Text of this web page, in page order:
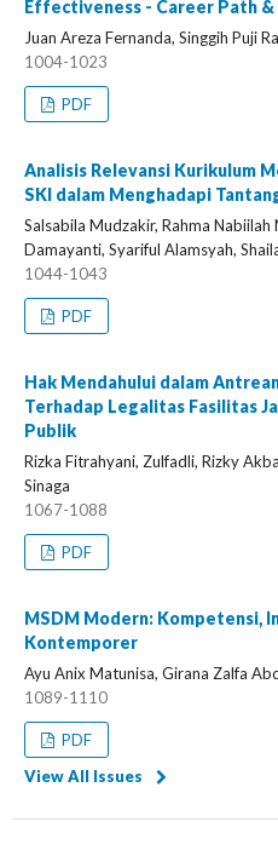
Effectiveness - Career Path
Juan Areza Fernanda, Singgih Puji
1004-1023
PDF
Analisis Relevansi Kurikulum
SKI dalam Menghadapi
Salsabila Mudzakir, Rahma
Damayanti, Syariful Alamsyah,
1044-1043
PDF
Hak Mendahului dalam
Terhadap Legalitas Fasilitas
Publik
Rizka Fitrahyani, Zulfadli, Rizky
Sinaga
1067-1088
PDF
MSDM Modern: Kompetensi,
Kontemporer
Ayu Anix Matunisa, Girana Zalfa
1089-1110
PDF
View All Issues